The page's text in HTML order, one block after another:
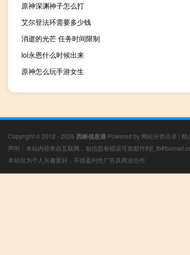
原神深渊神子怎么打
艾尔登法环需要多少钱
消逝的光芒 任务时间限制
lol永恩什么时候出来
原神怎么玩手游女生
Copyright © 2012 - 2026 西峡信息港 Powered by 网站分类目录 | 精
声明：本站内容来自互联网，如信息有错误可发邮件到
本站仅为个人兴趣爱好，不接盈利性广告及商业合作